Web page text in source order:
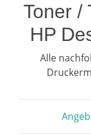
Toner /
HP
Alle